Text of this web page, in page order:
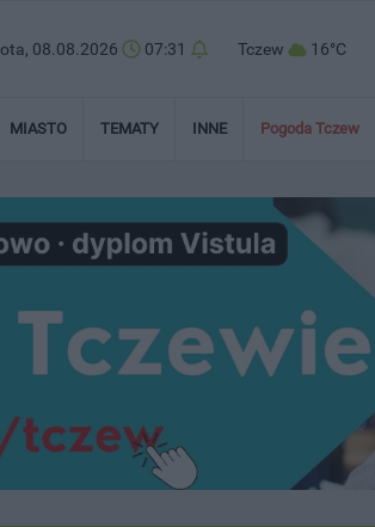
08.08.2026 07:31 Tczew 16°C
MIASTO TEMATY INNE Pogoda Tczew